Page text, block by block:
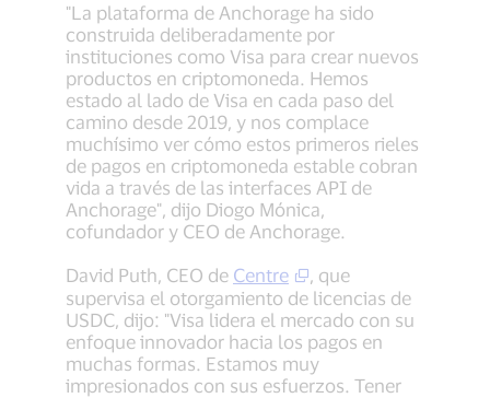
"La plataforma de Anchorage ha sido
construida deliberadamente por
instituciones como Visa para crear nuevos
productos en criptomoneda. Hemos
estado al lado de Visa en cada paso del
camino desde 2019, y nos complace
muchísimo ver cómo estos primeros rieles
de pagos en criptomoneda estable cobran
vida a través de las interfaces API de
Anchorage", dijo Diogo Mónica,
cofundador y CEO de Anchorage.
David Puth, CEO de Centre
, que
supervisa el otorgamiento de licencias de
USDC, dijo: "Visa lidera el mercado con su
enfoque innovador hacia los pagos en
muchas formas. Estamos muy
impresionados con sus esfuerzos. Tener